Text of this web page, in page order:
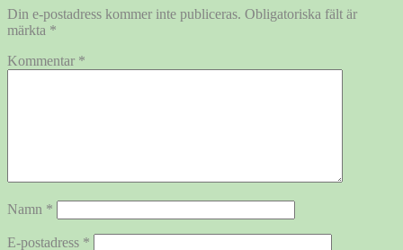
Din e-postadress kommer inte publiceras. Obligatoriska fält är
märkta *
Kommentar *
Namn *
E-postadress *